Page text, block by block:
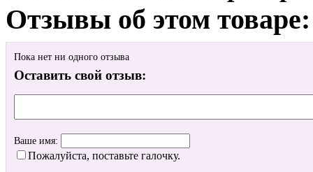
Отзывы об этом товаре:
Пока нет ни одного отзыва
Оставить свой отзыв:
Ваше имя:
Пожалуйста, поставьте галочку.